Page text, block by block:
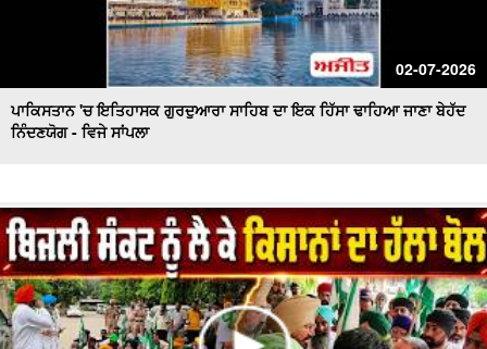
02-07-2026
ਪਾਕਿਸਤਾਨ 'ਚ ਇਤਿਹਾਸਕ ਗੁਰਦੁਆਰਾ ਸਾਹਿਬ ਦਾ ਇਕ ਹਿੱਸਾ ਢਾਹਿਆ ਜਾਣਾ ਬੇਹੱਦ
ਨਿੰਦਣਯੋਗ - ਵਿਜੇ ਸਾਂਪਲਾ